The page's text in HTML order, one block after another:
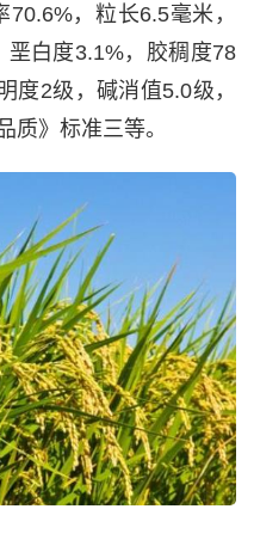
，粒长6.5毫米，
垩白度3.1%，胶稠度78
度2级，碱消值5.0级，
质》标准三等。